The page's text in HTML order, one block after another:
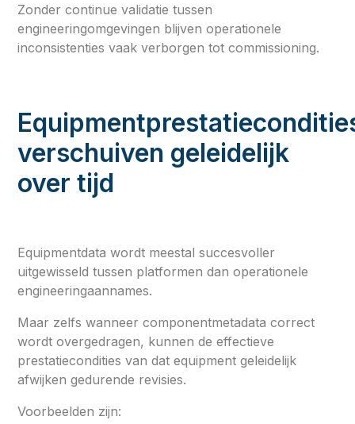
Zonder continue validatie tussen
engineeringomgevingen blijven operationele
inconsistenties vaak verborgen tot commissioning.
verschuiven geleidelijk
over tijd
Equipmentdata wordt meestal succesvoller
uitgewisseld tussen platformen dan operationele
engineeringaannames.
Maar zelfs wanneer componentmetadata correct
wordt overgedragen, kunnen de effectieve
prestatiecondities van dat equipment geleidelijk
afwijken gedurende revisies.
Voorbeelden zijn: